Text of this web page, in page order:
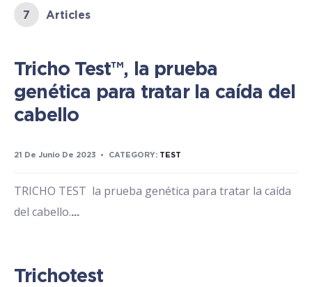
7 Articles
Tricho Test™, la prueba
genética para tratar la caída del
cabello
21 De Junio De 2023 • CATEGORY: TEST
TRICHO TEST la prueba genética para tratar la caída
del cabello....
Trichotest